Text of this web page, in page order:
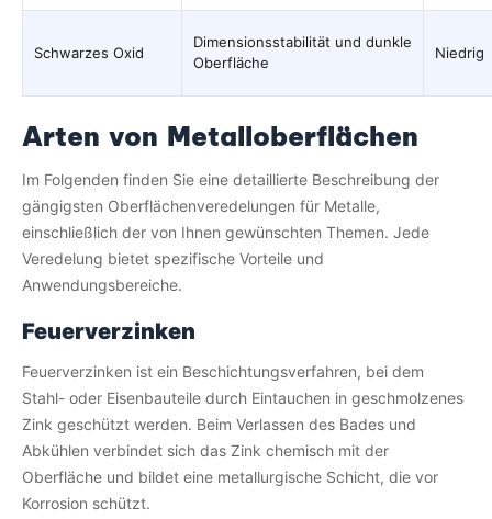
Schwarzes Oxid
Dimensionsstabilität und dunkle
Oberfläche
Niedrig
Arten von Metalloberflächen
Im Folgenden finden Sie eine detaillierte Beschreibung der
gängigsten Oberflächenveredelungen für Metalle,
einschließlich der von Ihnen gewünschten Themen. Jede
Veredelung bietet spezifische Vorteile und
Anwendungsbereiche.
Feuerverzinken
Feuerverzinken ist ein Beschichtungsverfahren, bei dem
Stahl- oder Eisenbauteile durch Eintauchen in geschmolzenes
Zink geschützt werden. Beim Verlassen des Bades und
Abkühlen verbindet sich das Zink chemisch mit der
Oberfläche und bildet eine metallurgische Schicht, die vor
Korrosion schützt.